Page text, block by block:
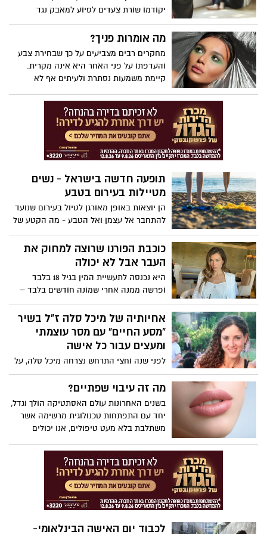
יקודמו שורת צעדים לסיוע למאבק נגד
אלימות בנשים. במסגרת התוכנית יוקמו שני
מקלטים חדשים ייעודיים לאימהות ולנערות
אחד לטיפול בגברים אלימים, יינתנו 90 תקני
עובדים סוציאליים תוספתיים למרכזי אלימות
במשפחה ברשויות המקומיות ו-54 תקני
עובדים סוציאליים בתחנות המשטרה השונות
למתן מענה טיפולי מידי לבאות להתלונן.
מה אומרות פניך?
מחקרים רבים מצביעים על כך שבחירת צבע
והעדפתו על פני האחר היא אינה מקרית.
קיימת משמעות נסתרת ולעיתים אף לא
יכולים להצביע על תכונות אופי ואפילו על
מצב הרוח. אם היו עומדות לרשותכן רק דקות
ספורות בכדי ליצור רושם ראשוני טוב, אם
איזה גוון הייתן בוחרות להתאפר?
תופעה חדשה בישראל - נשים
מטיילות בעירום בטבע
הן יוצאות באופן מאורגן לטיול בעירום שנועד
להתחבר אל עצמן ואל הטבע - מה הקטע של
הטיול?
כוכבת הפורנו שרוצה למחוק את
העבר אבל לא יכולה
היא נכנסה לתעשיית המין בגיל 18 בלבד
ופרשה ממנה אחרי שמונה חודשים בלבד –
היום היא בת 24 וכבר עשרות הסרטונים שלה
מככבים עד היום באתרי פורנו ונחשבים
למאוד מבוקשים. סוכנים ומפיקים הפעילו
עליי מניפולציות. גברים מנוסים שיודעים איך
לגרום להן לעשות את הדברים האלה".
אחיותיה של מיכל סלה ז"ל בשיר
"מסע החיים" עם מסר עוצמתי
ומעצים עבור כל אישה
לפני שנה וחצי התרחש נצרחה מיכל סלה, על
ידי בן זוגה, אלירן מלול. כעת, לציון יום
הולדתה ה-34 של מיכל, מוציאות אחיותיה
קליפ לשיר שמילותיו מתבססות על טקסטים
שכתבה מיכל במכתבים לנשים קרובות.לשיר
קוראים ו "מסע החיים", והוא בוצע על ידי
האחיות הנותרות לבית סלה – לילי, ליאת
ונגה, יחד עם האחיינית של מיכל, כשהן תרות
את האופק ומחפשות, כביכול, אחר אחותן
האובדת.
מה זה עיבוי שפתיים?
בשנים האחרונות עולם האסתטיקה הולך וגדל,
יחד עם התפתחות טכנולוגית מרשימה אשר
משתלבת בלא מעט טיפולים, אנו יכולים
שלא היו בעבר.
לכבוד יום האישה הבינלאומי-